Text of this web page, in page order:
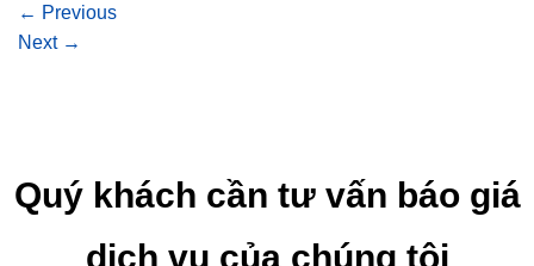
← Previous
Next →
Quý khách cần tư vấn báo giá
dịch vụ của chúng tôi